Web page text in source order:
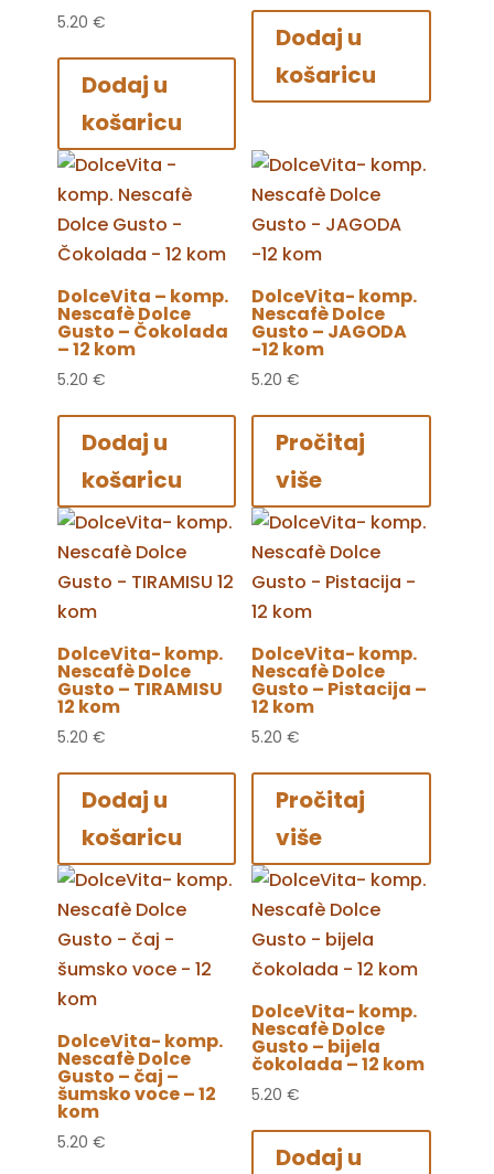
5.20 €
Dodaj u
košaricu
Dodaj u
košaricu
DolceVita – komp.
Nescafè Dolce
Gusto – Čokolada
– 12 kom
5.20 €
Dodaj u
košaricu
DolceVita- komp.
Nescafè Dolce
Gusto – JAGODA
-12 kom
5.20€
Pročitaj
više
DolceVita- komp.
Nescafè Dolce
Gusto – TIRAMISU
12 kom
5.20 €
Dodaj u
košaricu
DolceVita- komp.
Nescafè Dolce
Gusto – Pistacija –
12 kom
5.20€
Pročitaj
više
DolceVita- komp.
Nescafè Dolce
Gusto – čaj –
šumsko voce – 12
kom
5.20 €
DolceVita- komp.
Nescafè Dolce
Gusto – bijela
čokolada – 12 kom
5.20€
Dodaj u